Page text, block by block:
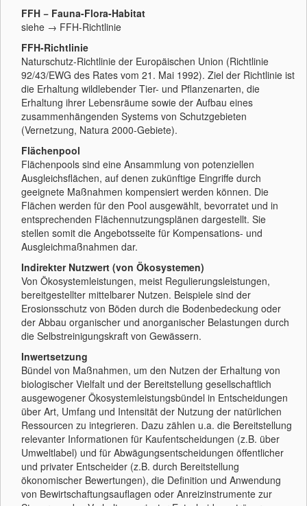
FFH − Fauna-Flora-Habitat
siehe → FFH-Richtlinie
FFH-Richtlinie
Naturschutz-Richtlinie der Europäischen Union (Richtlinie
92/43/EWG des Rates vom 21. Mai 1992). Ziel der Richtlinie ist
die Erhaltung wildlebender Tier- und Pflanzenarten, die
Erhaltung ihrer Lebensräume sowie der Aufbau eines
zusammenhängenden Systems von Schutzgebieten
(Vernetzung, Natura 2000-Gebiete).
Flächenpool
Flächenpools sind eine Ansammlung von potenziellen
Ausgleichsflächen, auf denen zukünftige Eingriffe durch
geeignete Maßnahmen kompensiert werden können. Die
Flächen werden für den Pool ausgewählt, bevorratet und in
entsprechenden Flächennutzungsplänen dargestellt. Sie
stellen somit die Angebotsseite für Kompensations- und
Ausgleichmaßnahmen dar.
Indirekter Nutzwert (von Ökosystemen)
Von Ökosystemleistungen, meist Regulierungsleistungen,
bereitgestellter mittelbarer Nutzen. Beispiele sind der
Erosionsschutz von Böden durch die Bodenbedeckung oder
der Abbau organischer und anorganischer Belastungen durch
die Selbstreinigungskraft von Gewässern.
Inwertsetzung
Bündel von Maßnahmen, um den Nutzen der Erhaltung von
biologischer Vielfalt und der Bereitstellung gesellschaftlich
ausgewogener Ökosystemleistungsbündel in Entscheidungen
über Art, Umfang und Intensität der Nutzung der natürlichen
Ressourcen zu integrieren. Dazu zählen u.a. die Bereitstellung
relevanter Informationen für Kaufentscheidungen (z.B. über
Umweltlabel) und für Abwägungsentscheidungen öffentlicher
und privater Entscheider (z.B. durch Bereitstellung
ökonomischer Bewertungen), die Definition und Anwendung
von Bewirtschaftungsauflagen oder Anreizinstrumente zur